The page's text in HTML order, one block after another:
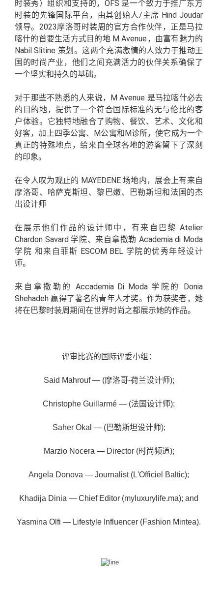
时装秀）组织和支持的，OFS 是一个致力于推广东方
时装的先锋国际平台，由其创始人/主席 Hind Joudar
领导。2023摩洛哥时装周的官方合作伙伴，正是马拉
喀什的首要生活方式目的地 M Avenue，由富有魅力的
Nabil Slitine 策划。这两个充满激情的人致力于推动王
国的时尚产业，他们之间充满活力的伙伴关系确保了
一个坚实和持久的基础。
对于那些不熟悉的人来说，M Avenue 是马拉喀什必去
的目的地，提供了一个符合国际标准的无与伦比的客
户体验。它独特地融合了购物、餐饮、艺术、文化和
好客，加上四季公寓、M公寓和M诊所，使它成为一个
真正的特殊地点，给来自全球各地的游客留下了深刻
的印象。
在令人叹为观止的 MAYEDENE 场地内，展会上有来自
摩洛哥、哈萨克斯坦、黎巴嫩、巴勒斯坦和法国的杰
出设计师
在展示他们作品的设计师中，有来自巴黎 Atelier
Chardon Savard 学院、来自拿撒勒 Academia di Moda
学院 和来自菲斯 ESCOM BEL 学院的优秀年轻设计
师。
来自拿撒勒的 Accademia Di Moda 学院的 Donia
Shehadeh 赢得了著名的青年人才奖。作为获奖者，她
将在巴黎时装周期间在世界时尚之都展示她的作品。
评审比赛的国际评委小组：
Said Mahrouf — (摩洛哥-荷兰设计师);
Christophe Guillarmé — (法国设计师);
Saher Okal — (巴勒斯坦设计师);
Marzio Nocera — Director (时尚频道);
Angela Donova — Journalist (L'Officiel Baltic);
Khadija Dinia — Chief Editor (myluxurylife.ma); and
Yasmina Olfi — Lifestyle Influencer (Fashion Mintea).